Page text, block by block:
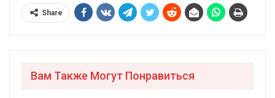
Share
Вам Также Могут Понравиться